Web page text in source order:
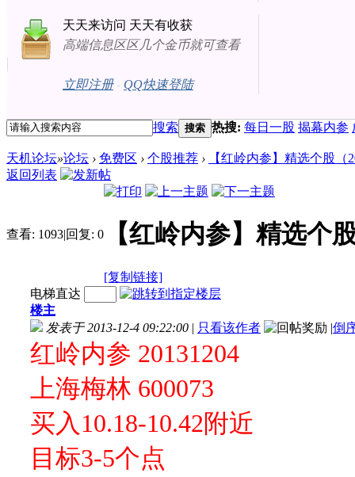
天天来访问 天天有收获
高端信息区区几个金币就可查看
立即注册- QQ快速登陆
搜索 搜索 热搜: 每日一股 揭幕内参
天机论坛»论坛 › 免费区 › 个股推荐 ›
【红岭内参】精选个股（
返回列表
查看: 1093|回复: 0 【红岭内参】精选个
[复制链接]
电梯直达
楼主
发表于 2013-12-4 09:22:00 | 只看该作者 |倒
红岭内参 20131204
上海梅林 600073
买入10.18-10.42附近
目标3-5个点